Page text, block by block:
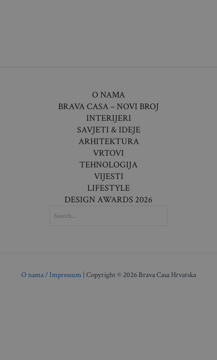
O NAMA
BRAVA CASA – NOVI BROJ
INTERIJERI
SAVJETI & IDEJE
ARHITEKTURA
VRTOVI
TEHNOLOGIJA
VIJESTI
LIFESTYLE
DESIGN AWARDS 2026
FOR:
O nama / Impressum | Copyright © 2026 Brava Casa Hrvatska